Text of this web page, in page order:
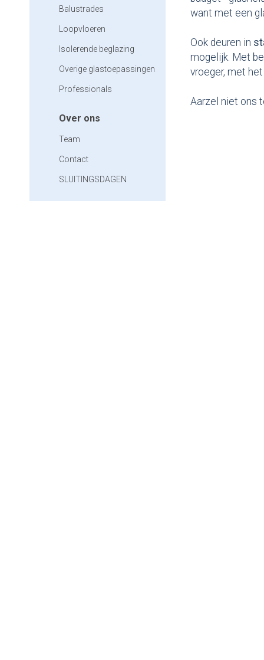
Balustrades
Loopvloeren
Isolerende beglazing
Overige glastoepassingen
Professionals
Over ons
Team
Contact
SLUITINGSDAGEN
want met een
Ook deuren in
mogelijk. Met
vroeger, met
Aarzel niet ons